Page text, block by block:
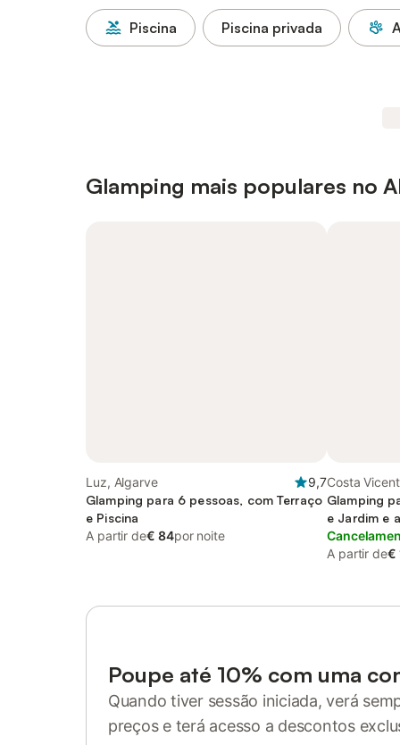
Piscina Piscina privada
Glamping mais populares no
Luz, Algarve
9,7
Glamping para 6 pessoas, com Terraço
e Piscina
A partir de€ 84por noite
Costa
Glamping
e Jardim e
A partir de€
Poupe até 10% com uma
Quando tiver sessão iniciada, verá
preços e terá acesso a descontos